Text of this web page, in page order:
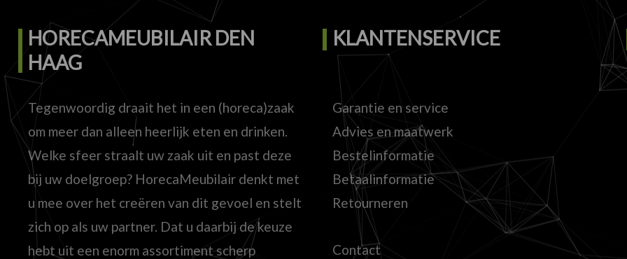
HORECAMEUBILAIR DEN
HAAG
Tegenwoordig draait het in een (horeca)zaak
om meer dan alleen heerlijk eten en drinken.
Welke sfeer straalt uw zaak uit en past deze
bij uw doelgroep? HorecaMeubilair denkt met
u mee over het creëren van dit gevoel en stelt
zich op als uw partner. Dat u daarbij de keuze
hebt uit een enorm assortiment scherp
KLANTENSERVICE
Garantie en service
Advies en maatwerk
Bestelinformatie
Betaalinformatie
Retourneren
Contact